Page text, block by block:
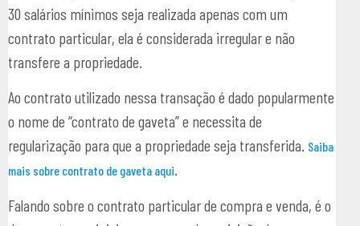
30 salários mínimos seja realizada apenas com um
contrato particular, ela é considerada irregular e não
transfere a propriedade.
Ao contrato utilizado nessa transação é dado popularmente
o nome de “contrato de gaveta” e necessita de
regularização para que a propriedade seja transferida. Saiba
mais sobre contrato de gaveta aqui.
Falando sobre o contrato particular de compra e venda, é o